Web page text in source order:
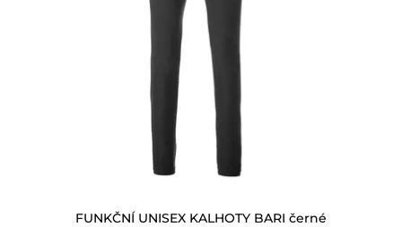
FUNKČNÍ UNISEX KALHOTY BARI černé